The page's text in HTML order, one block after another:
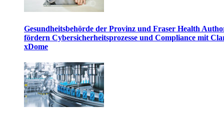
Gesundheitsbehörde der Provinz und Fraser Health
fördern Cybersicherheitsprozesse und Compliance mit
xDome